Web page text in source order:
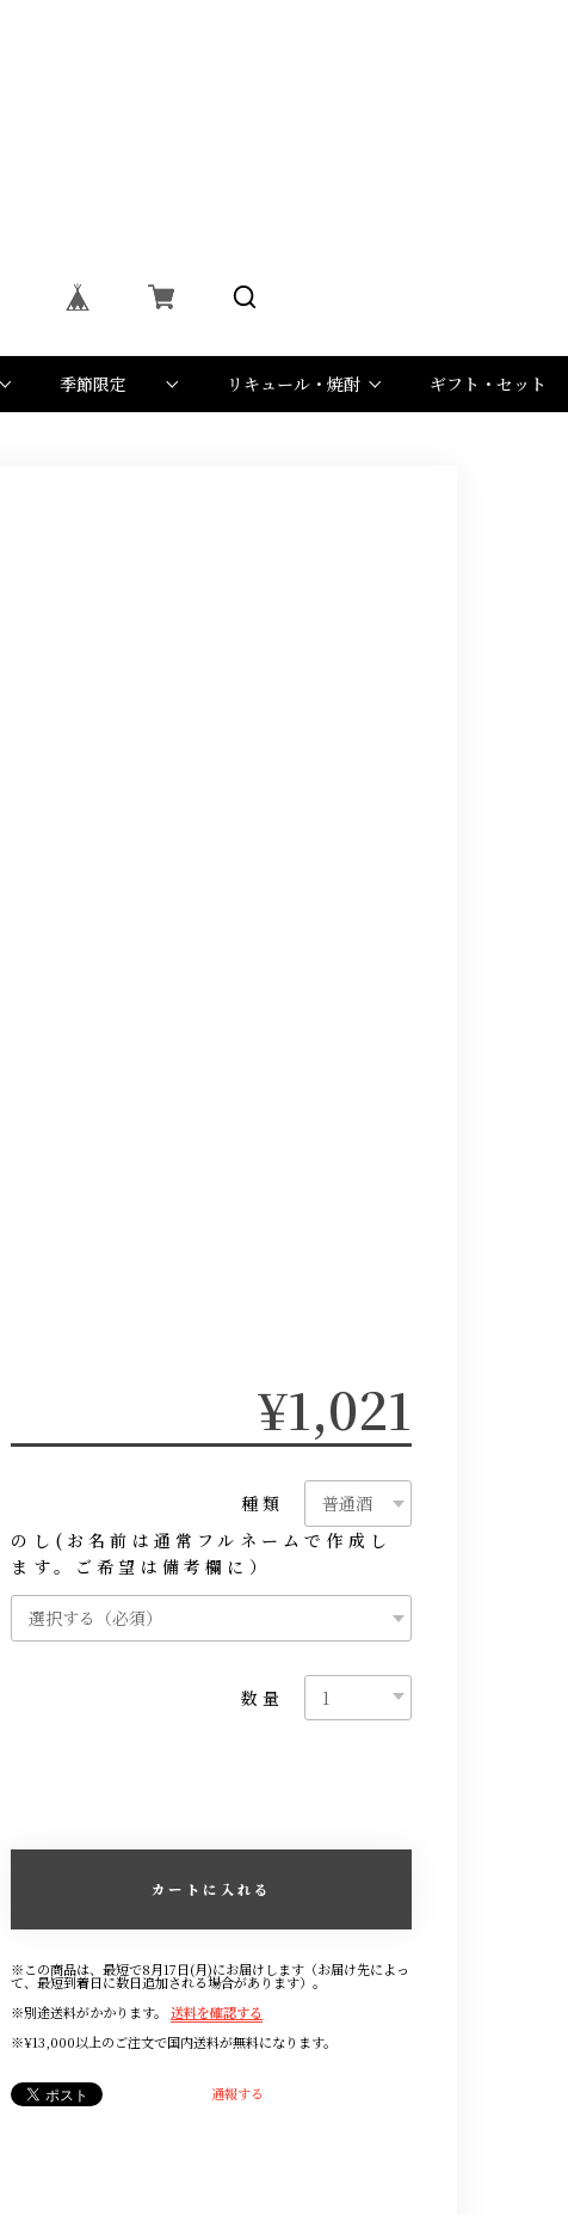
季節限定 リキュール・焼酎 ギフト・セット
¥1,021
種類
のし(お名前は通常フルネームで作成し
ます。ご希望は備考欄に）
数量
カートに入れる
※この商品は、最短で8月17日(月)にお届けします（お届け先によっ
て、最短到着日に数日追加される場合があります）。
※別途送料がかかります。
送料を確認する
※¥13,000以上のご注文で国内送料が無料になります。
通報する